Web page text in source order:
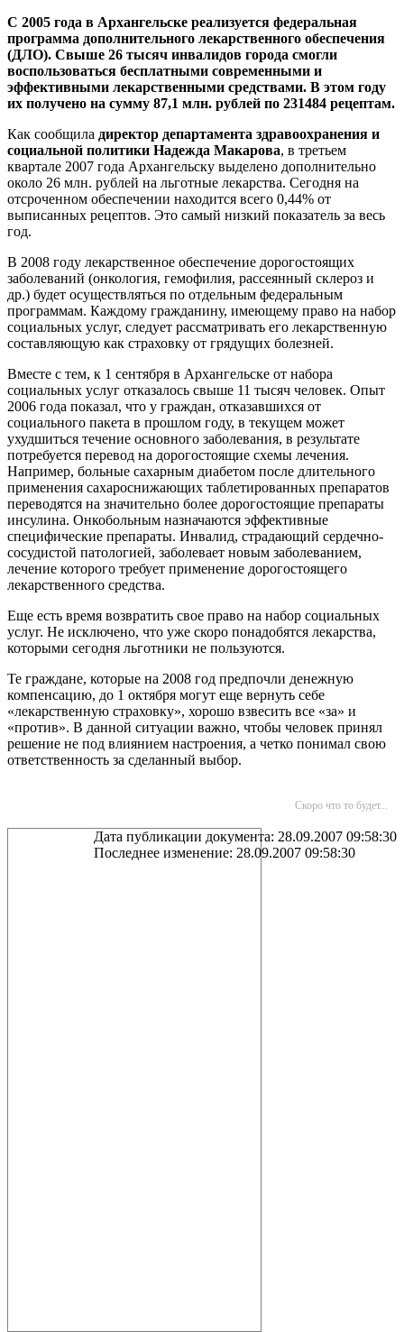
С 2005 года в Архангельске реализуется федеральная
программа дополнительного лекарственного обеспечения
(ДЛО). Свыше 26 тысяч инвалидов города смогли
воспользоваться бесплатными современными и
эффективными лекарственными средствами. В этом году
их получено на сумму 87,1 млн. рублей по 231484 рецептам.
Как сообщила директор департамента здравоохранения и
социальной политики Надежда Макарова, в третьем
квартале 2007 года Архангельску выделено дополнительно
около 26 млн. рублей на льготные лекарства. Сегодня на
отсроченном обеспечении находится всего 0,44% от
выписанных рецептов. Это самый низкий показатель за весь
год.
В 2008 году лекарственное обеспечение дорогостоящих
заболеваний (онкология, гемофилия, рассеянный склероз и
др.) будет осуществляться по отдельным федеральным
программам. Каждому гражданину, имеющему право на набор
социальных услуг, следует рассматривать его лекарственную
составляющую как страховку от грядущих болезней.
Вместе с тем, к 1 сентября в Архангельске от набора
социальных услуг отказалось свыше 11 тысяч человек. Опыт
2006 года показал, что у граждан, отказавшихся от
социального пакета в прошлом году, в текущем может
ухудшиться течение основного заболевания, в результате
потребуется перевод на дорогостоящие схемы лечения.
Например, больные сахарным диабетом после длительного
применения сахароснижающих таблетированных препаратов
переводятся на значительно более дорогостоящие препараты
инсулина. Онкобольным назначаются эффективные
специфические препараты. Инвалид, страдающий сердечно-
сосудистой патологией, заболевает новым заболеванием,
лечение которого требует применение дорогостоящего
лекарственного средства.
Еще есть время возвратить свое право на набор социальных
услуг. Не исключено, что уже скоро понадобятся лекарства,
которыми сегодня льготники не пользуются.
Те граждане, которые на 2008 год предпочли денежную
компенсацию, до 1 октября могут еще вернуть себе
«лекарственную страховку», хорошо взвесить все «за» и
«против». В данной ситуации важно, чтобы человек принял
решение не под влиянием настроения, а четко понимал свою
ответственность за сделанный выбор.
Скоро что то будет...
Дата публикации документа: 28.09.2007 09:58:30
Последнее изменение: 28.09.2007 09:58:30